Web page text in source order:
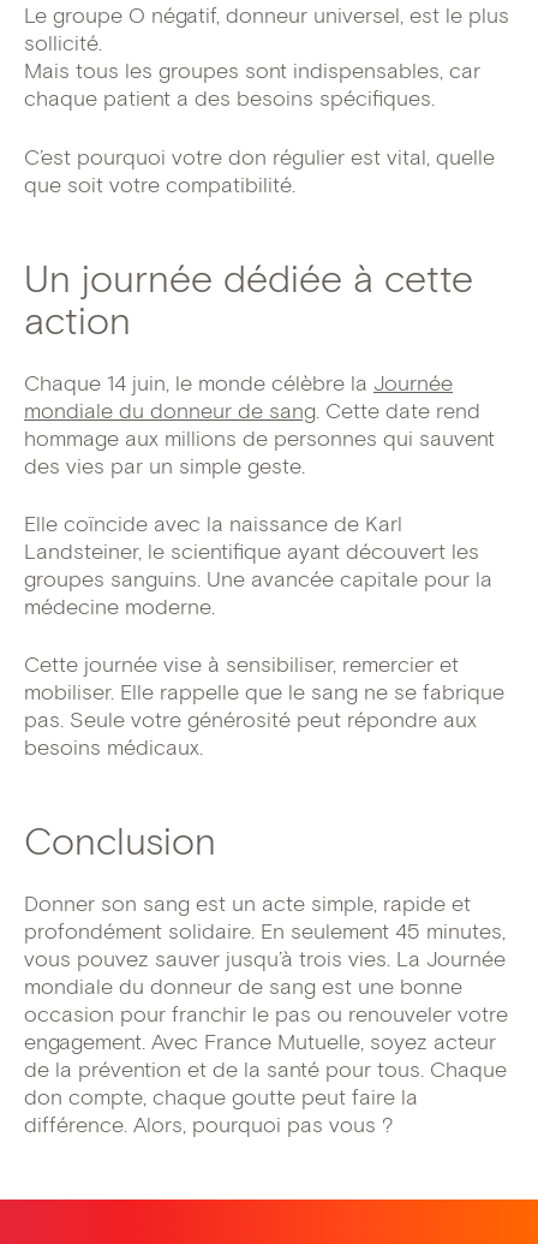
Le groupe O négatif, donneur universel, est le plus
sollicité.
Mais tous les groupes sont indispensables, car
chaque patient a des besoins spécifiques.
C’est pourquoi votre don régulier est vital, quelle
que soit votre compatibilité.
Un journée dédiée à cette
action
Chaque 14 juin, le monde célèbre la Journée
mondiale du donneur de sang. Cette date rend
hommage aux millions de personnes qui sauvent
des vies par un simple geste.
Elle coïncide avec la naissance de Karl
Landsteiner, le scientifique ayant découvert les
groupes sanguins. Une avancée capitale pour la
médecine moderne.
Cette journée vise à sensibiliser, remercier et
mobiliser. Elle rappelle que le sang ne se fabrique
pas. Seule votre générosité peut répondre aux
besoins médicaux.
Conclusion
Donner son sang est un acte simple, rapide et
profondément solidaire. En seulement 45 minutes,
vous pouvez sauver jusqu’à trois vies. La Journée
mondiale du donneur de sang est une bonne
occasion pour franchir le pas ou renouveler votre
engagement. Avec France Mutuelle, soyez acteur
de la prévention et de la santé pour tous. Chaque
don compte, chaque goutte peut faire la
différence. Alors, pourquoi pas vous ?